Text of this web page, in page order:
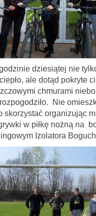
dziesiątej nie
ale dotąd pokryte
chmurami
Nie
skorzystać organizując
w piłkę nożną na
Izolatora